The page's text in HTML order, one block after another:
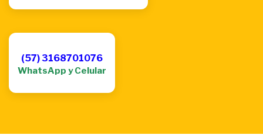
(57) 3168701076
WhatsApp y Celular